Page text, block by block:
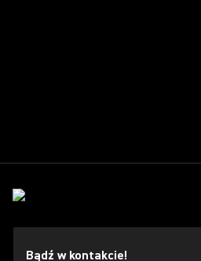
Bądź w kontakcie!